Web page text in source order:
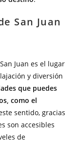
San Juan
Juan es el lugar
y diversión
que puedes
como el
sentido, gracias
son accesibles
de